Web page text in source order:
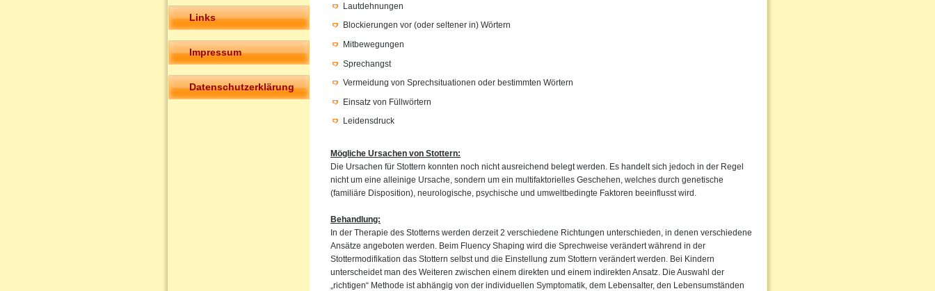
Links
Impressum
Datenschutzerklärung
Lautdehnungen
Blockierungen vor (oder seltener in) Wörtern
Mitbewegungen
Sprechangst
Vermeidung von Sprechsituationen oder bestimmten Wörtern
Einsatz von Füllwörtern
Leidensdruck
Mögliche Ursachen von Stottern:
Die Ursachen für Stottern konnten noch nicht ausreichend belegt werden. Es handelt sich jedoch in der Regel
nicht um eine alleinige Ursache, sondern um ein multifaktorielles Geschehen, welches durch genetische
(familiäre Disposition), neurologische, psychische und umweltbedingte Faktoren beeinflusst wird.
Behandlung:
In der Therapie des Stotterns werden derzeit 2 verschiedene Richtungen unterschieden, in denen verschiedene
Ansätze angeboten werden. Beim Fluency Shaping wird die Sprechweise verändert während in der
Stottermodifikation das Stottern selbst und die Einstellung zum Stottern verändert werden. Bei Kindern
unterscheidet man des Weiteren zwischen einem direkten und einem indirekten Ansatz. Die Auswahl der
„richtigen“ Methode ist abhängig von der individuellen Symptomatik, dem Lebensalter, den Lebensumständen